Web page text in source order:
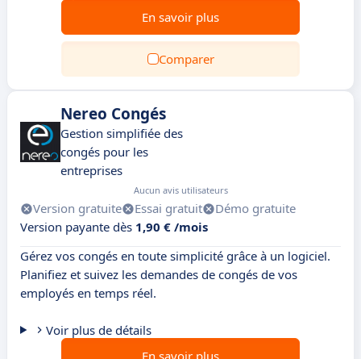
En savoir plus
Comparer
Nereo Congés
Gestion simplifiée des
congés pour les
entreprises
Aucun avis utilisateurs
Version gratuite Essai gratuit
Démo gratuite
Version payante dès 1,90 € /mois
Gérez vos congés en toute simplicité grâce à un logiciel.
Planifiez et suivez les demandes de congés de vos
employés en temps réel.
Voir plus de détails
En savoir plus